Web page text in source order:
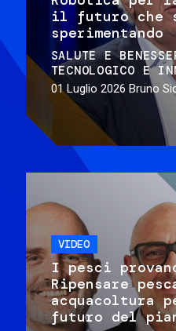
il futuro che
sperimentando
SALUTE E
TECNOLOGICO E
01 Luglio 2026 Bruno
VIDEO
I pesci
Ripensare
acquacoltura
futuro del